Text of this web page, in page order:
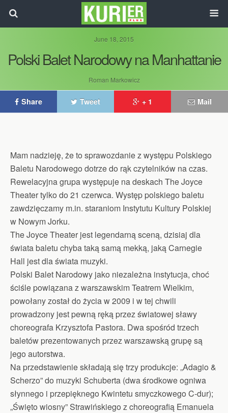
June 18, 2015
Polski Balet Narodowy na Manhattanie
Roman Markowicz
Share Tweet + 1 Mail
Mam nadzieję, że to sprawozdanie z występu Polskiego
Baletu Narodowego dotrze do rąk czytelników na czas.
Rewelacyjna grupa występuje na deskach The Joyce
Theater tylko do 21 czerwca. Występ polskiego baletu
zawdzięczamy m.in. staraniom Instytutu Kultury Polskiej
w Nowym Jorku.
The Joyce Theater jest legendarną sceną, dzisiaj dla
świata baletu chyba taką samą mekką, jaką Carnegie
Hall jest dla świata muzyki.
Polski Balet Narodowy jako niezależna instytucja, choć
ściśle powiązana z warszawskim Teatrem Wielkim,
powołany został do życia w 2009 i w tej chwili
prowadzony jest pewną ręką przez światowej sławy
choreografa Krzysztofa Pastora. Dwa spośród trzech
baletów prezentowanych przez warszawską grupę są
jego autorstwa.
Na przedstawienie składają się trzy produkcje: „Adagio &
Scherzo” do muzyki Schuberta (dwa środkowe ogniwa
słynnego i przepięknego Kwintetu smyczkowego C-dur);
„Święto wiosny” Strawińskiego z choreografią Emanuela